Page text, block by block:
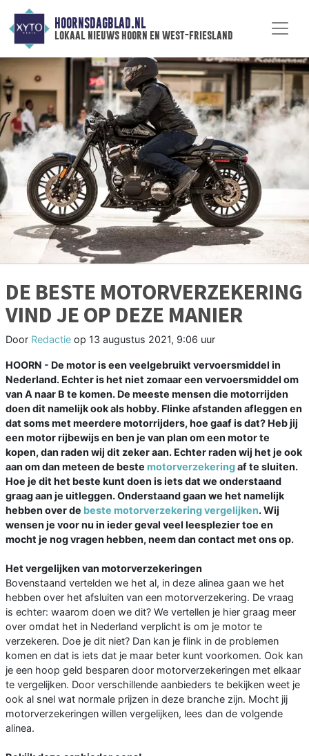
HOORNSDAGBLAD.NL
lokaal nieuws hoorn en west-friesland
DE BESTE MOTORVERZEKERING
VIND JE OP DEZE MANIER
Door Redactie op 13 augustus 2021, 9:06 uur
HOORN - De motor is een veelgebruikt vervoersmiddel in
Nederland. Echter is het niet zomaar een vervoersmiddel om
van A naar B te komen. De meeste mensen die motorrijden
doen dit namelijk ook als hobby. Flinke afstanden afleggen en
dat soms met meerdere motorrijders, hoe gaaf is dat? Heb jij
een motor rijbewijs en ben je van plan om een motor te
kopen, dan raden wij dit zeker aan. Echter raden wij het je ook
aan om dan meteen de beste motorverzekeringaf te sluiten.
Hoe je dit het beste kunt doen is iets dat we onderstaand
graag aan je uitleggen. Onderstaand gaan we het namelijk
hebben over de beste motorverzekering vergelijken. Wij
wensen je voor nu in ieder geval veel leesplezier toe en
mocht je nog vragen hebben, neem dan contact met ons op.
Het vergelijken van motorverzekeringen
Bovenstaand vertelden we het al, in deze alinea gaan we het
hebben over het afsluiten van een motorverzekering. De vraag
is echter: waarom doen we dit? We vertellen je hier graag meer
over omdat het in Nederland verplicht is om je motor te
verzekeren. Doe je dit niet? Dan kan je flink in de problemen
komen en dat is iets dat je maar beter kunt voorkomen. Ook kan
je een hoop geld besparen door motorverzekeringen met elkaar
te vergelijken. Door verschillende aanbieders te bekijken weet je
ook al snel wat normale prijzen in deze branche zijn. Mocht jij
motorverzekeringen willen vergelijken, lees dan de volgende
alinea.